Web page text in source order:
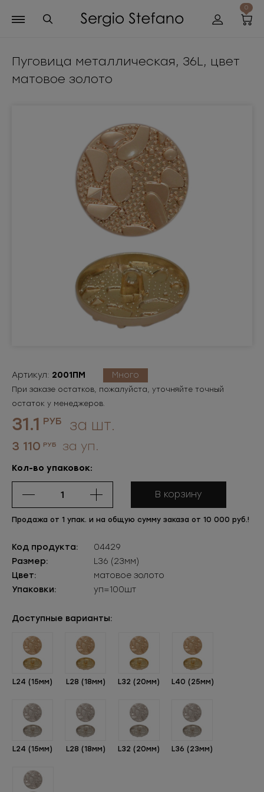
0
Пуговица металлическая, 36L, цвет
матовое золото
Артикул: 2001ПМ Много
При заказе остатков, пожалуйста, уточняйте точный
остаток у менеджеров.
31.1 РУБ за шт.
3 110 РУБ за уп.
Кол-во упаковок:
В корзину
Продажа от 1 упак. и на общую сумму заказа от 10 000 руб.!
Код продукта:
04429
Размер:
L36 (23мм)
Цвет:
матовое золото
Упаковки:
уп=100шт
Доступные варианты:
L24 (15мм) L28 (18мм) L32 (20мм) L40 (25мм)
L24 (15мм) L28 (18мм) L32 (20мм) L36 (23мм)